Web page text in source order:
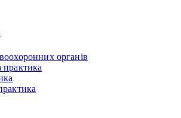
органів
практика